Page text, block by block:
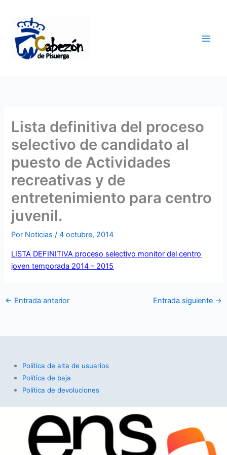
contenido
Lista definitiva del proceso
selectivo de candidato al
puesto de Actividades
recreativas y de
entretenimiento para centro
juvenil.
Por Noticias/4 octubre, 2014
LISTA DEFINITIVA proceso selectivo monitor del centro
joven temporada 2014 – 2015
← Entrada anterior Entrada siguiente →
Política de alta de usuarios
Política de baja
Política de devoluciones